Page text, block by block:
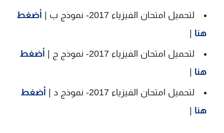
لتحميل امتحان الفيزياء 2017- نموذج ب |
أضغط
هنا
لتحميل امتحان الفيزياء 2017- نموذج ج |
أضغط
هنا
لتحميل امتحان الفيزياء 2017- نموذج د |
أضغط
هنا